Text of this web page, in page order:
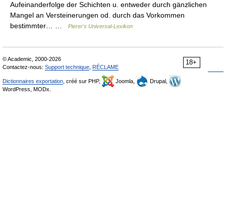
Aufeinanderfolge der Schichten u. entweder durch gänzlichen
Mangel an Versteinerungen od. durch das Vorkommen
bestimmter… …
Pierer's Universal-Lexikon
18+
© Academic, 2000-2026
Contactez-nous: Support technique RÉCLAME
Dictionnaires exportation , créé sur PHP, Joomla,
Drupal,
WordPress, MODx.